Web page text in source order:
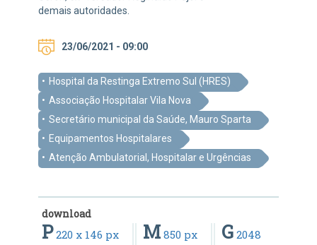
demais autoridades.
23/06/2021 - 09:00
Hospital da Restinga Extremo Sul (HRES)
Associação Hospitalar Vila Nova
Secretário municipal da Saúde, Mauro Sparta
Equipamentos Hospitalares
Atenção Ambulatorial, Hospitalar e Urgências
download
P220 x 146 px M 850 px G 2048